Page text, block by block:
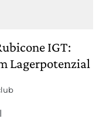
IGT:
Lagerpotenzial